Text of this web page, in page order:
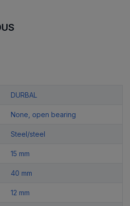
DURBAL
None, open bearing
Steel/steel
15 mm
40 mm
12 mm